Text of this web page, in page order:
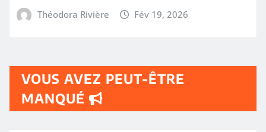
Théodora Rivière Fév 19, 2026
VOUS AVEZ PEUT-ÊTRE
MANQUÉ